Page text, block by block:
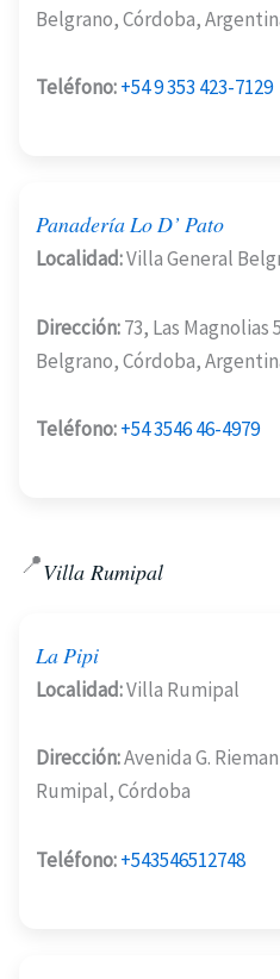
Belgrano, Córdoba,
Teléfono:+54 9 353 423-7129
Panadería Lo D’ Pato
Localidad:Villa General
Dirección:73, Las Magnolias
Belgrano, Córdoba,
Teléfono:+54 3546 46-4979
📍Villa Rumipal
La Pipi
Localidad:Villa Rumipal
Dirección:Avenida G.
Rumipal, Córdoba
Teléfono:+543546512748